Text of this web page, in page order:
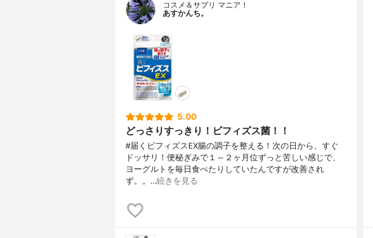
コスメ＆サプリ マニア！
あすかんち。
5.00
どっさりすっきり！ビフィズス菌！！
#届くビフィズスEX腸の調子を整える！次の日から、すぐ
ドッサリ！便秘ぎみで１～２ヶ月位ずっと苦しい感じで、
ヨーグルトを毎日食べたりしていたんですが改善され
ず。。…続きを見る